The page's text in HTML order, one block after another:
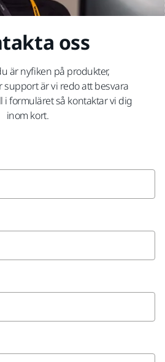
oss
är nyfiken på produkter,
är vi redo att besvara
i formuläret så kontaktar vi dig
inom kort.